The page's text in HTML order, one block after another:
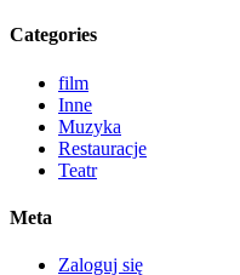
Categories
film
Inne
Muzyka
Restauracje
Teatr
Meta
Zaloguj się